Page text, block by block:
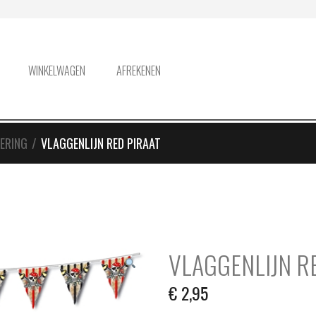
WINKELWAGEN AFREKENEN
/ VLAGGENLIJN RED PIRAAT
VLAGGENLIJN
€2,95